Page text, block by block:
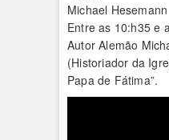
Michael Hesemann
Entre as 10:h35 e
Autor Alemão
(Historiador da
Papa de Fátima”.